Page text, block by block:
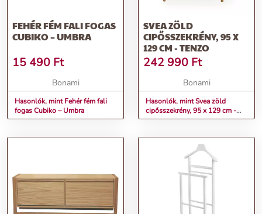
FEHÉR FÉM FALI FOGAS
CUBIKO – UMBRA
15 490 Ft
Bonami
Hasonlók, mint Fehér fém fali
fogas Cubiko – Umbra
SVEA ZÖLD
CIPŐSSZEKRÉNY, 95 X
129 CM - TENZO
242 990 Ft
Bonami
Hasonlók, mint Svea zöld
cipősszekrény, 95 x 129 cm -
Tenzo